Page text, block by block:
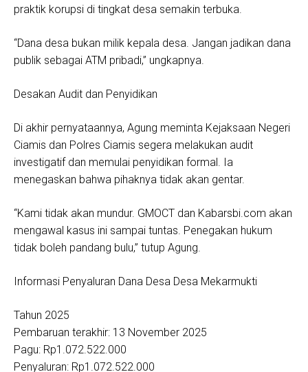
praktik korupsi di tingkat desa semakin terbuka.
“Dana desa bukan milik kepala desa. Jangan jadikan dana
publik sebagai ATM pribadi,” ungkapnya.
Desakan Audit dan Penyidikan
Di akhir pernyataannya, Agung meminta Kejaksaan Negeri
Ciamis dan Polres Ciamis segera melakukan audit
investigatif dan memulai penyidikan formal. Ia
menegaskan bahwa pihaknya tidak akan gentar.
“Kami tidak akan mundur. GMOCT dan Kabarsbi.com akan
mengawal kasus ini sampai tuntas. Penegakan hukum
tidak boleh pandang bulu,” tutup Agung.
Informasi Penyaluran Dana Desa Desa Mekarmukti
Tahun 2025
Pembaruan terakhir: 13 November 2025
Pagu: Rp1.072.522.000
Penyaluran: Rp1.072.522.000